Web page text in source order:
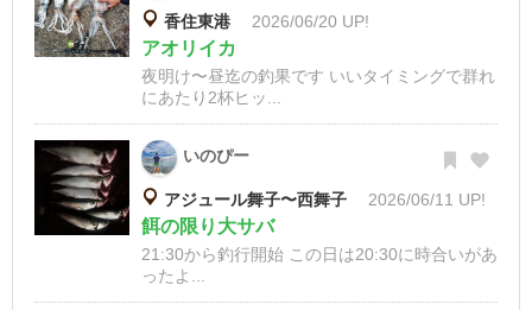
香住東港 2026/06/20 UP!
アオリイカ
夜明け〜昼迄の釣果です いいタイミングで群れ
にあたり2杯ヒッ...
いのぴー
アジュール舞子〜西舞子 2026/06/11 UP!
餌の限り大サバ
21:30から釣行開始 この日は20:30に時合いがあ
ったよ...